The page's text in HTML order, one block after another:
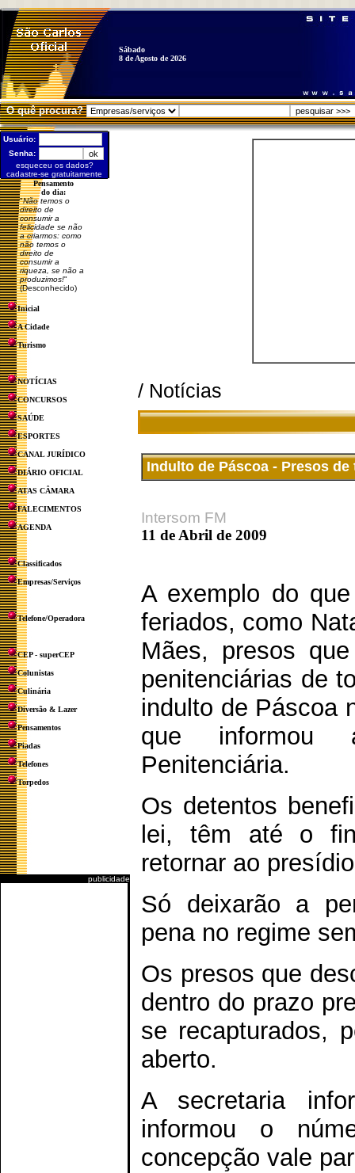
Sábado
8 de Agosto de 2026
O quê procura?
Usuário:
Senha:
esqueceu os dados?
cadastre-se gratuitamente
Pensamento
do dia:
"Não temos o
direito de
consumir a
felicidade se não
a criarmos: como
não temos o
direito de
consumir a
riqueza, se não a
produzimos!"
(Desconhecido)
Inicial
A Cidade
Turismo
NOTÍCIAS
CONCURSOS
SAÚDE
ESPORTES
CANAL JURÍDICO
DIÁRIO OFICIAL
ATAS CÂMARA
FALECIMENTOS
AGENDA
Classificados
Empresas/Serviços
Telefone/Operadora
CEP - superCEP
Colunistas
Culinária
Diversão & Lazer
Pensamentos
Piadas
Telefones
Torpedos
publicidade
/ Notícias
Indulto de Páscoa - Presos
Intersom FM
11 de Abril de 2009
A exemplo do
feriados, como
Mães, presos
penitenciárias de
indulto de Páscoa
que informou
Penitenciária.
Os detentos
lei, têm até o
retornar ao
Só deixarão a
pena no regime
Os presos que
dentro do prazo
se recapturados,
aberto.
A secretaria
informou o
concepção vale